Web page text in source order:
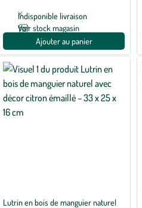
Indisponible livraison
Voir stock magasin
Ajouter au panier
Lutrin en bois de manguier naturel